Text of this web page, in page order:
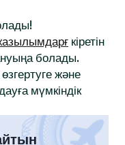
кіретін
болады.
және
мүмкіндік